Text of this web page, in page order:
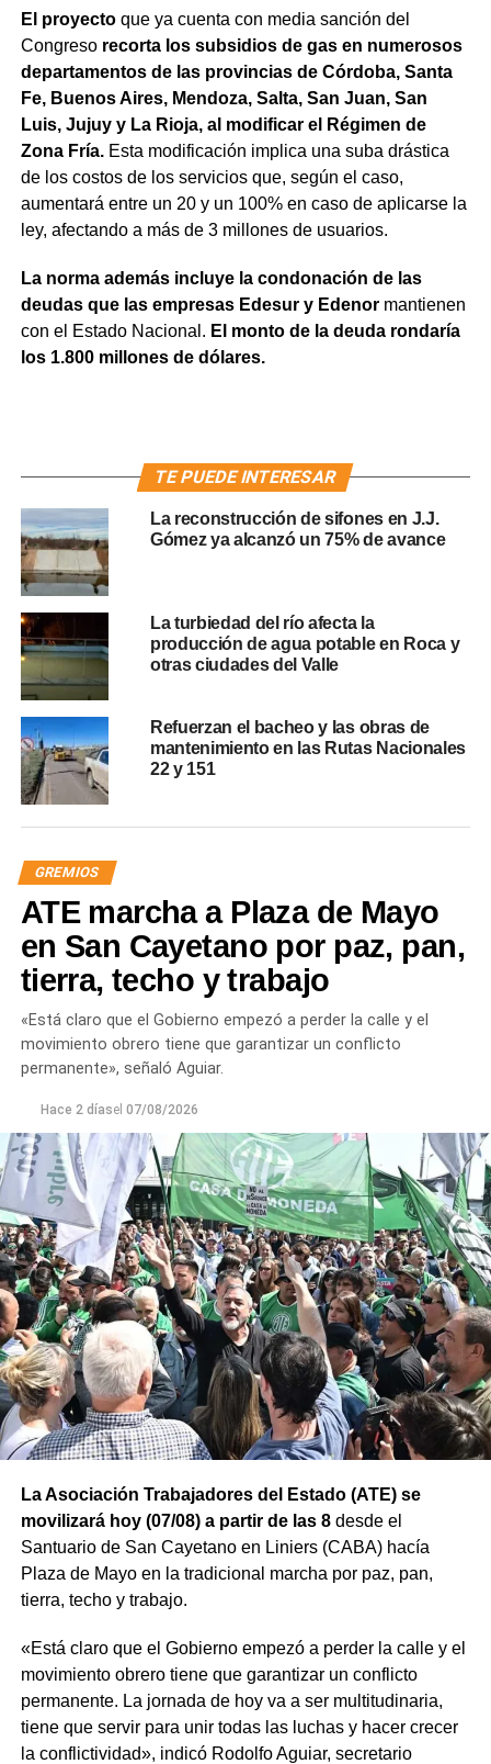
El proyecto que ya cuenta con media sanción del
Congreso recorta los subsidios de gas en numerosos
departamentos de las provincias de Córdoba, Santa
Fe, Buenos Aires, Mendoza, Salta, San Juan, San
Luis, Jujuy y La Rioja, al modificar el Régimen de
Zona Fría.Esta modificación implica una suba drástica
de los costos de los servicios que, según el caso,
aumentará entre un 20 y un 100% en caso de aplicarse la
ley, afectando a más de 3 millones de usuarios.
La norma además incluye la condonación de las
deudas que las empresas Edesur y Edenor mantienen
con el Estado Nacional. El monto de la deuda rondaría
los 1.800 millones de dólares.
TE PUEDE INTERESAR
La reconstrucción de sifones en J.J.
Gómez ya alcanzó un 75% de avance
La turbiedad del río afecta la
producción de agua potable en Roca y
otras ciudades del Valle
Refuerzan el bacheo y las obras de
mantenimiento en las Rutas Nacionales
22 y 151
GREMIOS
ATE marcha a Plaza de Mayo
en San Cayetano por paz, pan,
tierra, techo y trabajo
«Está claro que el Gobierno empezó a perder la calle y el
movimiento obrero tiene que garantizar un conflicto
permanente», señaló Aguiar.
Hace 2 díasel 07/08/2026
La Asociación Trabajadores del Estado (ATE) se
movilizará hoy (07/08) a partir de las 8desde el
Santuario de San Cayetano en Liniers (CABA) hacía
Plaza de Mayo en la tradicional marcha por paz, pan,
tierra, techo y trabajo.
«Está claro que el Gobierno empezó a perder la calle y el
movimiento obrero tiene que garantizar un conflicto
permanente. La jornada de hoy va a ser multitudinaria,
tiene que servir para unir todas las luchas y hacer crecer
la conflictividad», indicó Rodolfo Aguiar, secretario